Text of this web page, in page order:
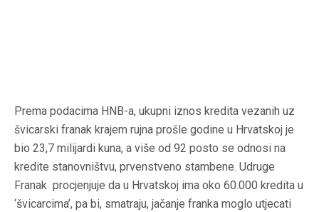
Prema podacima HNB-a, ukupni iznos kredita vezanih uz
švicarski franak krajem rujna prošle godine u Hrvatskoj je
bio 23,7 milijardi kuna, a više od 92 posto se odnosi na
kredite stanovništvu, prvenstveno stambene. Udruge
Franak procjenjuje da u Hrvatskoj ima oko 60.000 kredita u
‘švicarcima’, pa bi, smatraju, jačanje franka moglo utjecati